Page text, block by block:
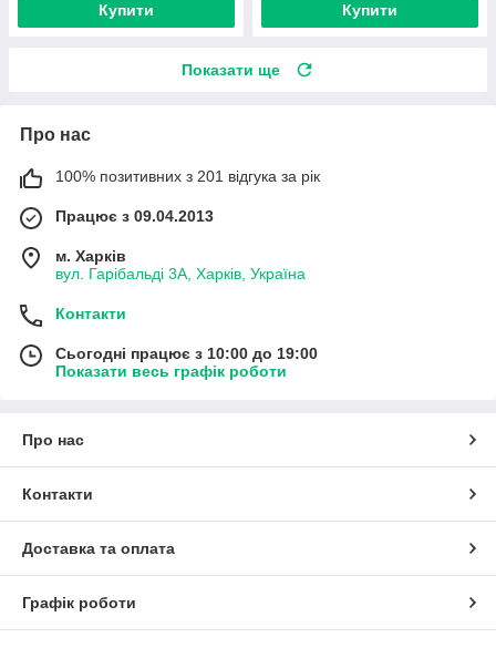
Купити Купити
Показати ще
Про нас
100% позитивних з 201 відгука за рік
Працює з 09.04.2013
м. Харків
вул. Гарібальді 3А, Харків, Україна
Контакти
Сьогодні працює з 10:00 до 19:00
Показати весь графік роботи
Про нас
Контакти
Доставка та оплата
Графік роботи